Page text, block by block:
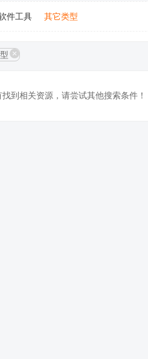
件工具 其它类型
到相关资源，请尝试其他搜索条件！